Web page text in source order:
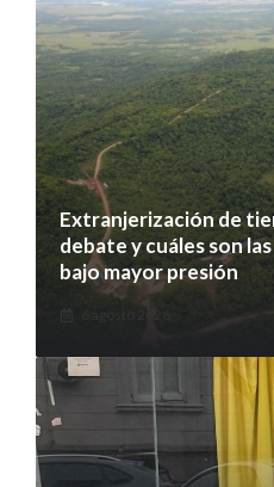
Extranjerización de
debate y cuáles son
bajo mayor presión